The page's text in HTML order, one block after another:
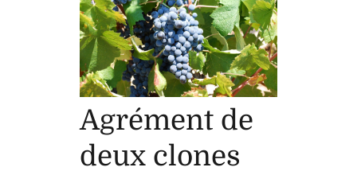
Agrément de
deux clones